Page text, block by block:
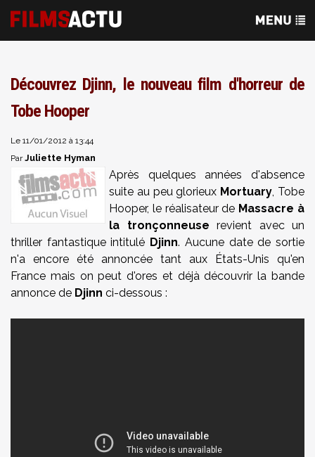
Découvrez Djinn, le nouveau film d'horreur de
Tobe Hooper
Le 11/01/2012 à 13:44
ParJuliette Hyman
Après quelques années d'absence
suite au peu glorieux Mortuary, Tobe
Hooper, le réalisateur de Massacre à
la tronçonneuse revient avec un
thriller fantastique intitulé Djinn. Aucune date de sortie
n'a encore été annoncée tant aux États-Unis qu'en
France mais on peut d'ores et déjà découvrir la bande
annonce de Djinn ci-dessous :